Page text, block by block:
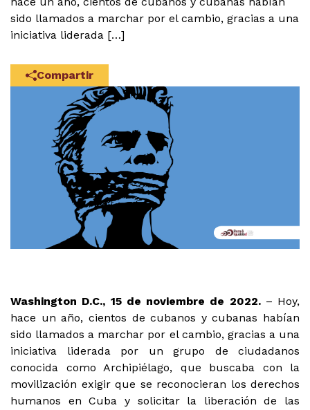
sido llamados a marchar por el cambio, gracias a una
iniciativa liderada […]
Compartir
Washington D.C., 15 de noviembre de 2022.– Hoy,
hace un año, cientos de cubanos y cubanas habían
sido llamados a marchar por el cambio, gracias a una
iniciativa liderada por un grupo de ciudadanos
conocida como Archipiélago, que buscaba con la
movilización exigir que se reconocieran los derechos
humanos en Cuba y solicitar la liberación de las